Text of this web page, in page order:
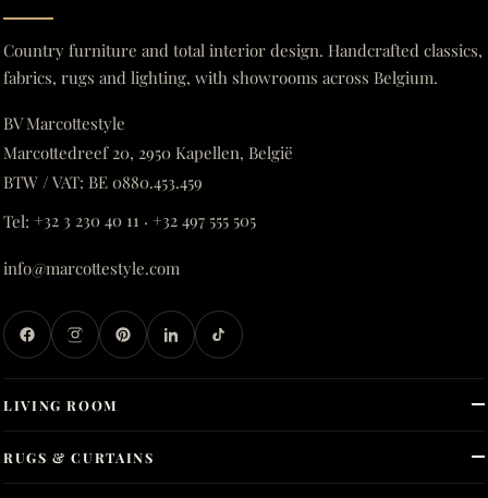
Country furniture and total interior design. Handcrafted classics,
fabrics, rugs and lighting, with showrooms across Belgium.
BV Marcottestyle
Marcottedreef 20, 2950 Kapellen, België
BTW / VAT: BE 0880.453.459
Tel: +32 3 230 40 11 · +32 497 555 505
info@marcottestyle.com
LIVING ROOM
RUGS & CURTAINS